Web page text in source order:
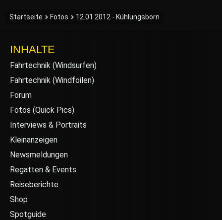
Startseite Fotos 12.01.2012 - Kühlungsborn
INHALTE
Fahrtechnik (Windsurfen)
Fahrtechnik (Windfoilen)
Forum
Fotos (Quick Pics)
Interviews & Portraits
Kleinanzeigen
Newsmeldungen
Regatten & Events
Reiseberichte
Shop
Spotguide